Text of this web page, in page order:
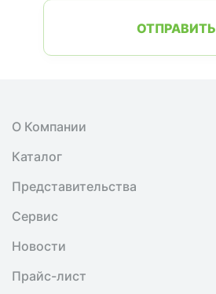
ОТПРАВИТЬ
О Компании
Каталог
Представительства
Сервис
Новости
Прайс-лист